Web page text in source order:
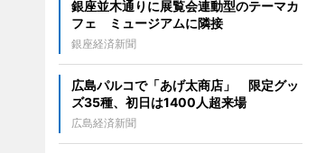
銀座並木通りに展覧会連動型のテーマカ
フェ ミュージアムに隣接
銀座経済新聞
広島パルコで「あげ太商店」 限定グッ
ズ35種、初日は1400人超来場
広島経済新聞